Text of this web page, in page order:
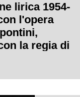
lirica 1954-
l'opera
la regia di